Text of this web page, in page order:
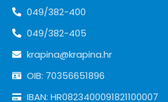
049/382-400
049/382-405
krapina@krapina.hr
OIB: 70356651896
IBAN: HR0823400091821100007